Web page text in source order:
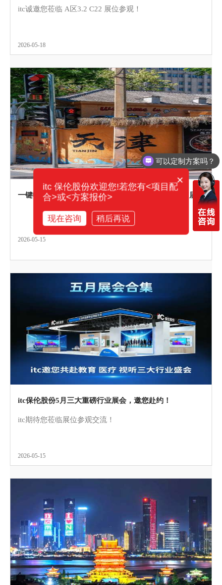
itc诚邀您莅临 A区3.2 C22 展位参观！
2026-05-18
一键收藏，参观无忧！超实用逛展攻略助你畅游第27届全国医院建设大会！5月23日，itc保伦股份与您不见不散~
2026-05-15
itc保伦股份5月三大重磅行业展会，邀您赴约！
itc期待您莅临展位参观交流！
2026-05-15
可以定制方案吗？
你们电话多少？
×
itc 保伦股份欢迎您!若您有<项目配
合>或<方案报价>
现在咨询 稍后再说